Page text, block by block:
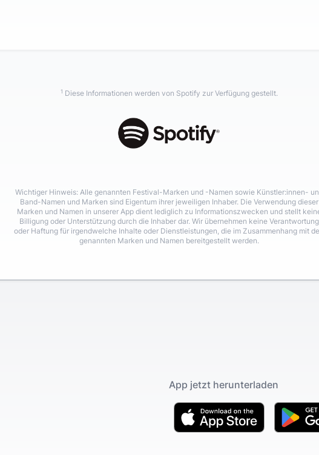
1 Diese Informationen werden von Spotify zur Verfügung gestellt.
Wichtiger Hinweis: Alle genannten Festival-Marken und -Namen sowie Künstler:innen-
Band-Namen und Marken sind Eigentum ihrer jeweiligen Inhaber. Die Verwendung dieser
Marken und Namen in unserer App dient lediglich zu Informationszwecken und stellt
Billigung oder Unterstützung durch die Inhaber dar. Wir übernehmen keine Verantwortung
oder Haftung für irgendwelche Inhalte oder Dienstleistungen, die im Zusammenhang mit
genannten Marken und Namen bereitgestellt werden.
App jetzt herunterladen